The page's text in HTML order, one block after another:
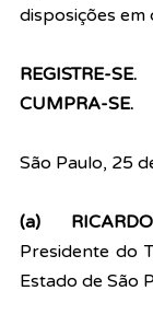
disposições em
REGISTRE-
CUMPRA-SE.
São Paulo, 25
(a)
Presidente do
Estado de São